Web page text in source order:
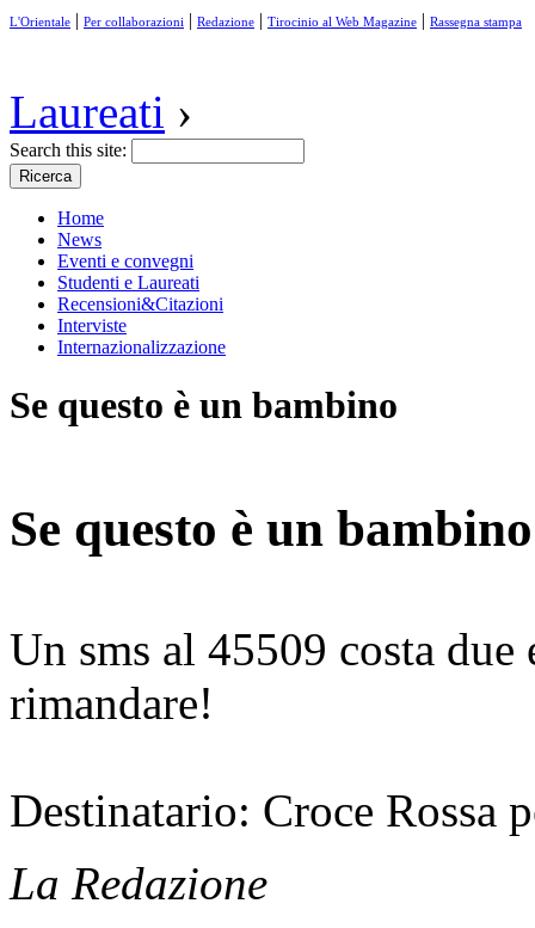
L'Orientale | Per collaborazioni | Redazione | Tirocinio al Web Magazine | Rassegna stampa
Laureati ›
Search this site:
Home
News
Eventi e convegni
Studenti e Laureati
Recensioni&Citazioni
Interviste
Internazionalizzazione
Se questo è un bambino
Se questo è un bambino
Un sms al 45509 costa
rimandare!
Destinatario: Croce Rossa
La Redazione